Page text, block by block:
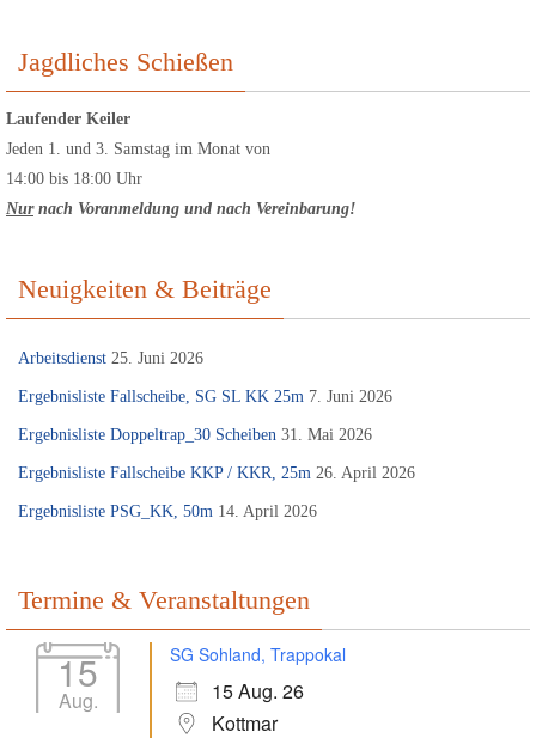
Jagdliches Schießen
Laufender Keiler
Jeden 1. und 3. Samstag im Monat von
14:00 bis 18:00 Uhr
Nurnach Voranmeldung und nach Vereinbarung!
Neuigkeiten & Beiträge
Arbeitsdienst 25. Juni 2026
Ergebnisliste Fallscheibe, SG SL KK 25m 7. Juni 2026
Ergebnisliste Doppeltrap_30 Scheiben 31. Mai 2026
Ergebnisliste Fallscheibe KKP / KKR, 25m 26. April 2026
Ergebnisliste PSG_KK, 50m 14. April 2026
Termine & Veranstaltungen
15
Aug.
SG Sohland, Trappokal
15 Aug. 26
Kottmar